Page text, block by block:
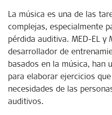
La música es una de las
complejas, especialmente
pérdida auditiva. MED-EL y
desarrollador de
basados en la música, han
para elaborar ejercicios
necesidades de las
auditivos.